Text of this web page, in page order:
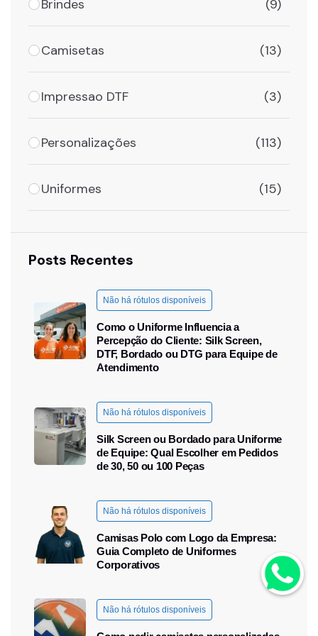
Brindes (9)
Camisetas (13)
Impressao DTF (3)
Personalizações (113)
Uniformes (15)
Posts Recentes
Não há rótulos disponíveis
Como o Uniforme Influencia a
Percepção do Cliente: Silk Screen,
DTF, Bordado ou DTG para Equipe de
Atendimento
Não há rótulos disponíveis
Silk Screen ou Bordado para Uniforme
de Equipe: Qual Escolher em Pedidos
de 30, 50 ou 100 Peças
Não há rótulos disponíveis
Camisas Polo com Logo da Empresa:
Guia Completo de Uniformes
Corporativos
Não há rótulos disponíveis